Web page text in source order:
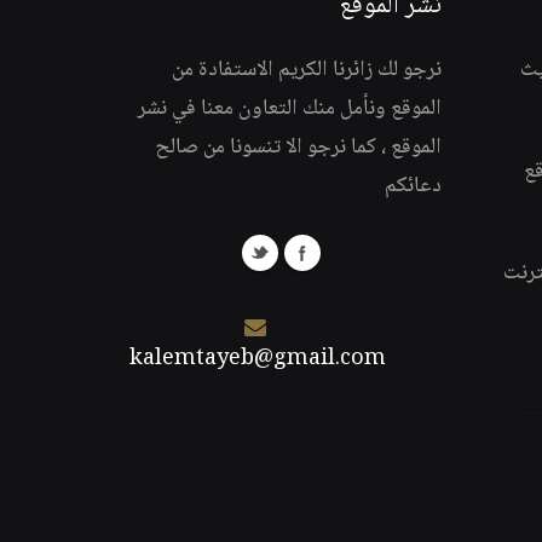
نرجو لك زائرنا الكريم الاستفادة من
الموقع ونأمل منك التعاون معنا في نشر
الموقع ، كما نرجو الا تنسونا من صالح
دعائكم
kalemtayeb@gmail.com